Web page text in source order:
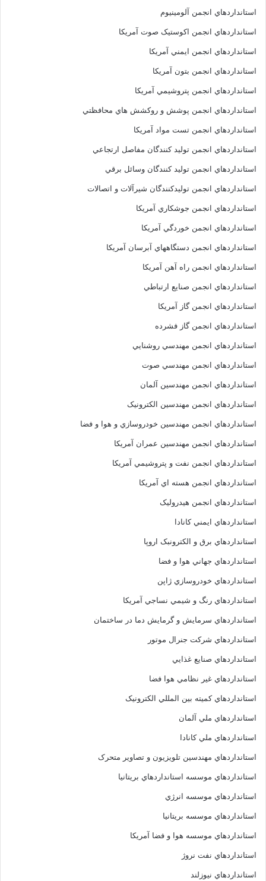
استانداردهاي انجمن آلومينيوم
استانداردهاي انجمن اکوستيک صوت آمريکا
استانداردهاي انجمن ايمني آمريکا
استانداردهاي انجمن بتون آمريکا
استانداردهاي انجمن پتروشيمي آمريکا
استانداردهاي انجمن پوشش و روکشش هاي محافظتي
استانداردهاي انجمن تست مواد آمريکا
استانداردهاي انجمن توليد کنندگان مفاصل ارتجاعي
استانداردهاي انجمن توليد کنندگان وسائل برقي
استانداردهاي انجمن توليدکنندگان شيرآلات و اتصالات
استانداردهاي انجمن جوشکاري آمريکا
استانداردهاي انجمن خوردگي آمريکا
استانداردهاي انجمن دستگاههاي آبرسان آمريکا
استانداردهاي انجمن راه آهن آمريکا
استانداردهاي انجمن صنايع ارتباطي
استانداردهاي انجمن گاز آمريکا
استانداردهاي انجمن گاز فشرده
استانداردهاي انجمن مهندسي روشنايي
استانداردهاي انجمن مهندسي صوت
استانداردهاي انجمن مهندسين آلمان
استانداردهاي انجمن مهندسين الکترونيک
استانداردهاي انجمن مهندسين خودروسازي و هوا و فضا
استانداردهاي انجمن مهندسين عمران آمريکا
استانداردهاي انجمن نفت و پتروشيمي آمريکا
استانداردهاي انجمن هسته اي آمريکا
استانداردهاي انجمن هيدروليک
استانداردهاي ايمني کانادا
استانداردهاي برق و الکترونبک اروپا
استانداردهاي جهاني هوا و فضا
استانداردهاي خودروسازي ژاپن
استانداردهاي رنگ و شيمي نساجي آمريکا
استانداردهاي سرمايش و گرمايش دما در ساختمان
استانداردهاي شرکت جنرال موتور
استانداردهاي صنايع غذايي
استانداردهاي غير نظامي هوا فضا
استانداردهاي کميته بين المللي الکترونيک
استانداردهاي ملي آلمان
استانداردهاي ملي کانادا
استانداردهاي مهندسين تلويزيون و تصاوير متحرک
استانداردهاي موسسه استانداردهاي بريتانيا
استانداردهاي موسسه انرژي
استانداردهاي موسسه بريتانيا
استانداردهاي موسسه هوا و فضا آمريکا
استانداردهاي نفت نروژ
استانداردهاي نيوزلند